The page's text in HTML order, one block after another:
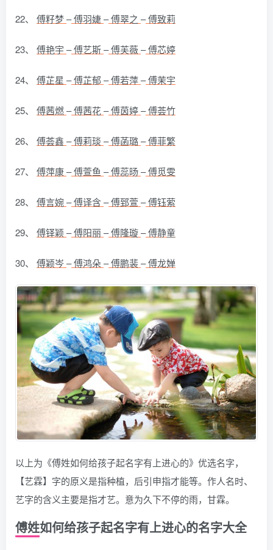
22、 傅籽梦–傅羽婕–傅翠之 –傅致莉
23、 傅艳宇 –傅艺斯–傅芙薇–傅芯婷
24、 傅芷星 –傅芷郁 –傅若萍–傅茉宇
25、 傅茜燃–傅茜花 –傅茵婷–傅荟竹
26、 傅荟鑫 –傅莉琰 –傅菡璐–傅菲繁
27、 傅萍康–傅萱鱼 –傅蕊旸–傅觅雯
28、 傅言婉 –傅译含–傅郅萱 –傅钰萦
29、 傅铎颖 –傅阳丽–傅隆璇–傅静童
30、 傅颖岑–傅鸿朵 –傅鹏裴–傅龙婵
以上为《傅姓如何给孩子起名字有上进心的》优选名字，
【艺霖】字的原义是指种植，后引申指才能等。作人名时、
艺字的含义主要是指才艺。意为久下不停的雨，甘霖。
傅姓如何给孩子起名字有上进心的名字大全